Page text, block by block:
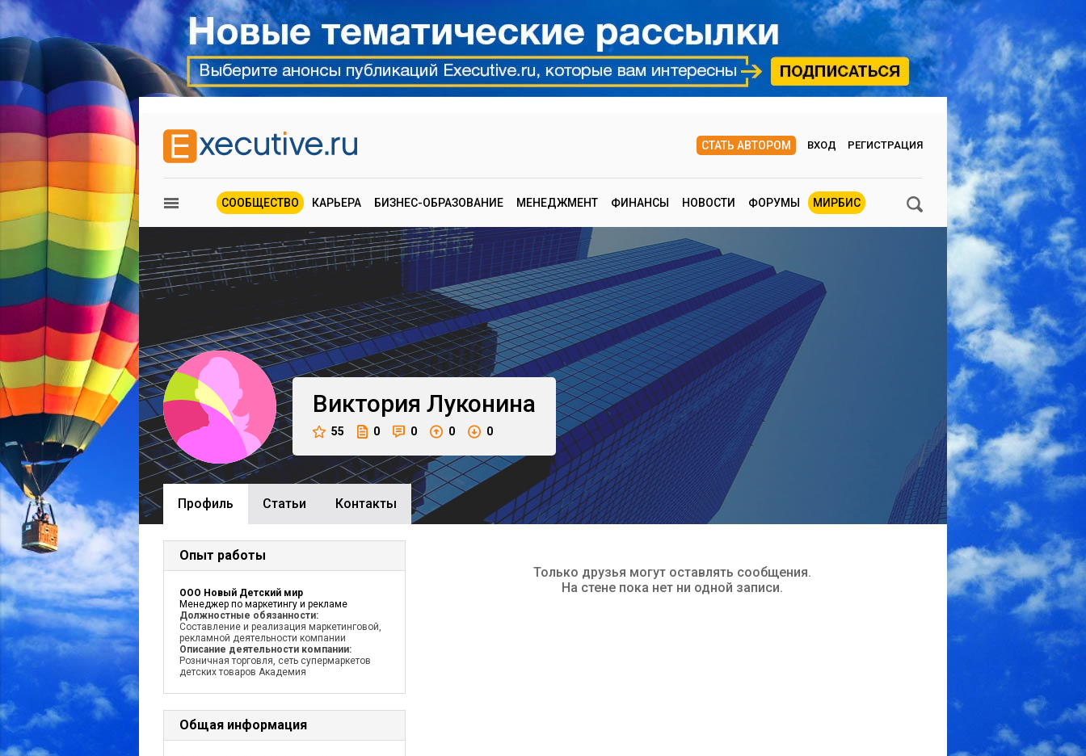
СТАТЬ АВТОРОМ ВХОД РЕГИСТРАЦИЯ
СООБЩЕСТВО КАРЬЕРА БИЗНЕС-ОБРАЗОВАНИЕ МЕНЕДЖМЕНТ ФИНАНСЫ НОВОСТИ ФОРУМЫ МИРБИС
Виктория Луконина
55 0 0 0 0
Профиль Cтатьи Контакты
Опыт работы
ООО Новый Детский мир
Менеджер по маркетингу и рекламе
Должностные обязанности:
Составление и реализация маркетинговой,
рекламной деятельности компании
Описание деятельности компании:
Розничная торговля, сеть супермаркетов
детских товаров Академия
Общая информация
Только друзья могут оставлять сообщения.
На стене пока нет ни одной записи.